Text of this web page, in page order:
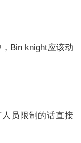
Bin knight应该动
人员限制的话直接